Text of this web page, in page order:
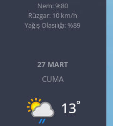
Nem: %80
Rüzgar: 10 km/h
Yağış Olasılığı: %89
27 MART
CUMA
13°